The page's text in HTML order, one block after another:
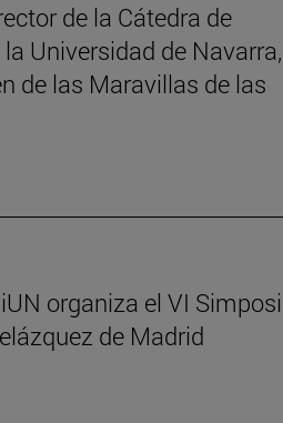
de la Cátedra de
Universidad de Navarra,
de las Maravillas de las
organiza el VI
de Madrid